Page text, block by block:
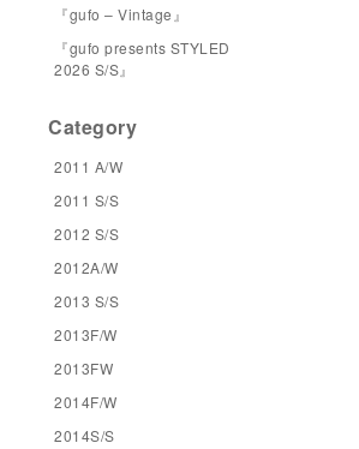
『gufo – Vintage』
『gufo presents STYLED
2026 S/S』
Category
2011 A/W
2011 S/S
2012 S/S
2012A/W
2013 S/S
2013F/W
2013FW
2014F/W
2014S/S